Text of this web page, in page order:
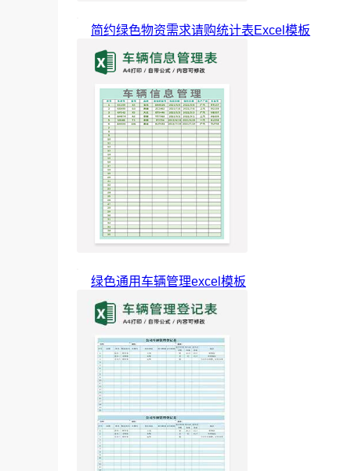
简约绿色物资需求请购统计表Excel模板
绿色通用车辆管理excel模板